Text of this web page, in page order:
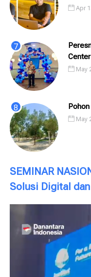
Apr
Cipta
May
May
SEMINAR
Solusi Digital